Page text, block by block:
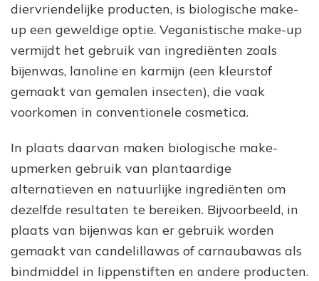
diervriendelijke producten, is biologische make-
up een geweldige optie. Veganistische make-up
vermijdt het gebruik van ingrediënten zoals
bijenwas, lanoline en karmijn (een kleurstof
gemaakt van gemalen insecten), die vaak
voorkomen in conventionele cosmetica.
In plaats daarvan maken biologische make-
upmerken gebruik van plantaardige
alternatieven en natuurlijke ingrediënten om
dezelfde resultaten te bereiken. Bijvoorbeeld, in
plaats van bijenwas kan er gebruik worden
gemaakt van candelillawas of carnaubawas als
bindmiddel in lippenstiften en andere producten.